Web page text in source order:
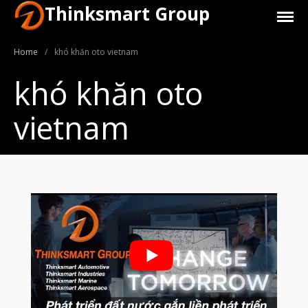
Trang Chủ
Máy In 3D Để Bàn Formlabs U.S.
Máy In 3D SLA Công Nghiệp
Máy in 3D EOS
Máy in 3D nhựa PEEK EXT 220
MED | 3D SYSTEM
Máy In 3D FDM Để Bàn & Công
Thinksmart Group
Home / khó khăn oto vietnam
khó khăn oto
vietnam